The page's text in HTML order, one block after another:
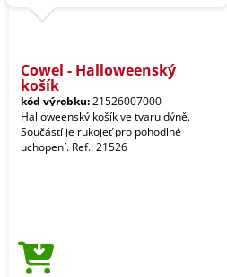
Cowel - Halloweenský
košík
kód výrobku:21526007000
Halloweenský košík ve tvaru dýně.
Součástí je rukojeť pro pohodlné
uchopení. Ref.: 21526